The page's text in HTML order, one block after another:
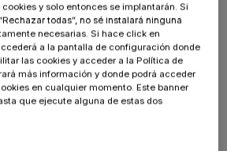
fundamentales
ser protegida durante todo su
su creación o recepción, durante
y solo entonces se implantarán. Si
todas”, no sé instalará ninguna
necesarias. Si hace click en
a la pantalla de configuración donde
las cookies y acceder a la Política de
más información y donde podrá acceder
en cualquier momento. Este banner
que ejecute alguna de estas dos